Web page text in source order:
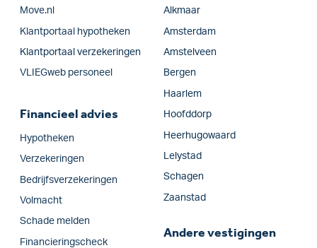
Move.nl
Klantportaal hypotheken
Klantportaal verzekeringen
VLIEGweb personeel
Financieel advies
Hypotheken
Verzekeringen
Bedrijfs­verzekeringen
Volmacht
Schade melden
Financieringscheck
Alkmaar
Amsterdam
Amstelveen
Bergen
Haarlem
Hoofddorp
Heerhugowaard
Lelystad
Schagen
Zaanstad
Andere vestigingen